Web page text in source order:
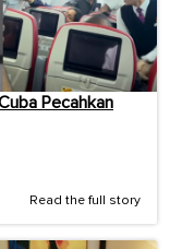
Pecahkan
Read the full story